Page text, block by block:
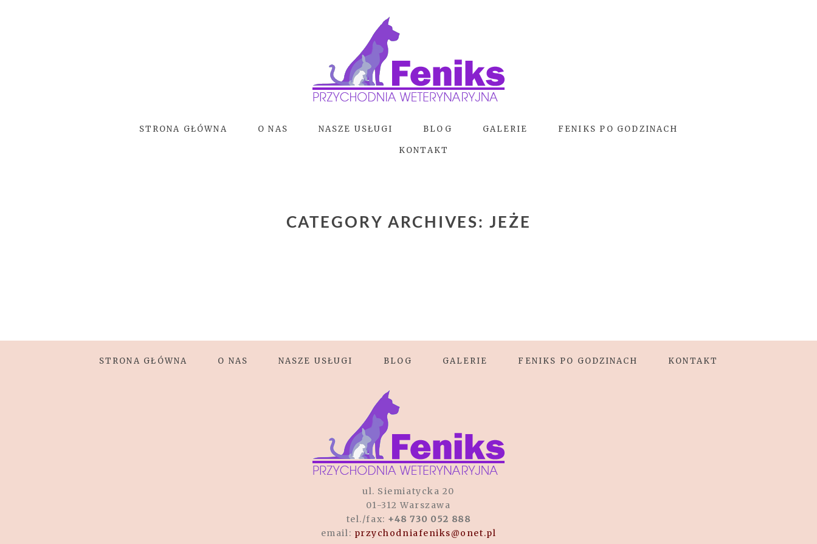
STRONA GŁÓWNA O NAS NASZE USŁUGI BLOG GALERIE FENIKS PO GODZINACH
KONTAKT
CATEGORY ARCHIVES: JEŻE
STRONA GŁÓWNA O NAS NASZE USŁUGI BLOG GALERIE FENIKS PO GODZINACH KONTAKT
ul. Siemiatycka 20
01-312 Warszawa
tel./fax: +48 730 052 888
email: przychodniafeniks@onet.pl